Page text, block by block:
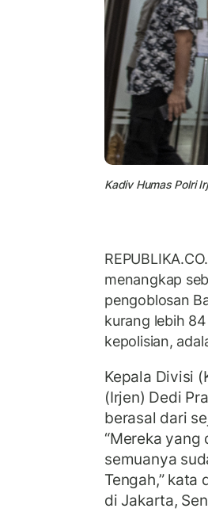
Kadiv Humas Polri
menangkap
pengoblosan
kurang lebih
kepolisian,
Kepala Divisi
(Irjen) Dedi
berasal dari
“Mereka
semuanya
Tengah,”
di Jakarta,